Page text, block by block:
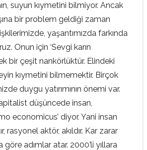
suyun kıymetini bilmiyor. Ancak
bir problem geldiği zaman
yaşantımızda farkında
Onun için ‘Sevgi karın
bir çeşit nankörlüktür. Elindeki
kıymetini bilmemektir. Birçok
duygu yatırımının önemi var.
düşüncede insan,
economicus’ diyor. Yani insan
rasyonel aktör, akıldır. Kar zarar
göre adımlar atar. 2000’li yıllara